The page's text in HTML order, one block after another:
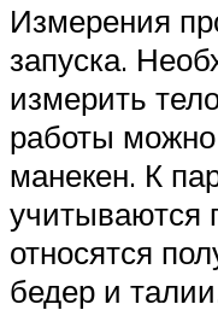
Измерения
запуска.
измерить
работы можно
манекен. К
учитываются
относятся
бедер и